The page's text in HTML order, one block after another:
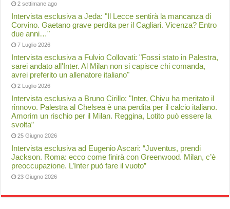
2 settimane ago
Intervista esclusiva a Jeda: "Il Lecce sentirà la mancanza di
Corvino. Gaetano grave perdita per il Cagliari. Vicenza? Entro
due anni…"
7 Luglio 2026
Intervista esclusiva a Fulvio Collovati: "Fossi stato in Palestra,
sarei andato all'Inter. Al Milan non si capisce chi comanda,
avrei preferito un allenatore italiano"
2 Luglio 2026
Intervista esclusiva a Bruno Cirillo: "Inter, Chivu ha meritato il
rinnovo. Palestra al Chelsea è una perdita per il calcio italiano.
Amorim un rischio per il Milan. Reggina, Lotito può essere la
svolta”
25 Giugno 2026
Intervista esclusiva ad Eugenio Ascari: “Juventus, prendi
Jackson. Roma: ecco come finirà con Greenwood. Milan, c’è
preoccupazione. L’Inter può fare il vuoto”
23 Giugno 2026